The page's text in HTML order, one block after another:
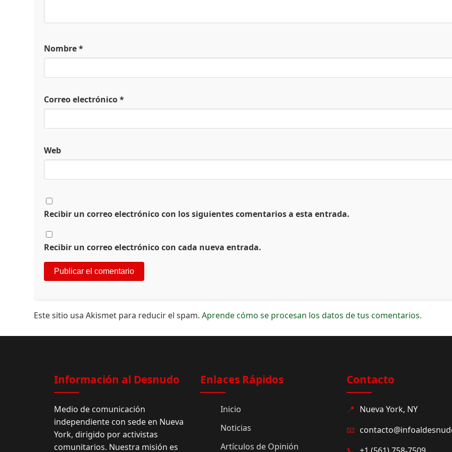
Nombre*
Correo electrónico*
Web
Recibir un correo electrónico con los siguientes comentarios a esta entrada.
Recibir un correo electrónico con cada nueva entrada.
Este sitio usa Akismet para reducir el spam.Aprende cómo se procesan los datos de tus comentarios.
Información al Desnudo
Medio de comunicación
independiente con sede en Nueva
York, dirigido por activistas
comunitarios. Nuestra misión es
Enlaces Rápidos
Inicio
Noticias
Artículos de Opinión
Contacto
📍 Nueva York, NY
📧